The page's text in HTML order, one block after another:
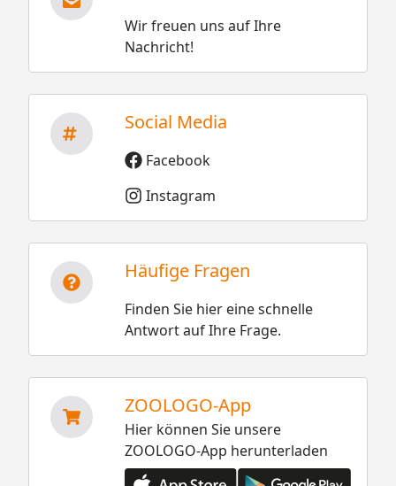
Wir freuen uns auf Ihre
Nachricht!
Social Media
Facebook
Instagram
Häufige Fragen
Finden Sie hier eine schnelle
Antwort auf Ihre Frage.
ZOOLOGO-App
Hier können Sie unsere
ZOOLOGO-App herunterladen